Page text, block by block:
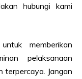
hubungi kami
memberikan
pelaksanaan
terpercaya. Jangan